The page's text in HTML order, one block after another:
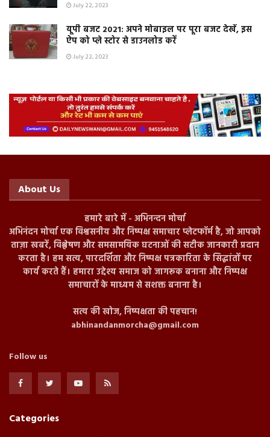
July 22, 2023
यूपी बजट 2021: अपने मोबाइल पर पूरा बजट देखें, इस
ऐप को प्ले स्टोर से डाउनलोड करें
July 22, 2023
About Us
हमारे बारे में - अभिनन्दन मोर्चा
अभिनंदन मोर्चा एक विश्वसनीय और निष्पक्ष समाचार प्लेटफॉर्म है, जो आपको
ताज़ा खबरें, विश्लेषण और समसामयिक घटनाओं की सटीक जानकारी प्रदान
करता है। हम सत्य, पारदर्शिता और निष्पक्ष पत्रकारिता के सिद्धांतों पर
कार्य करते हैं। हमारा उद्देश्य समाज को जागरूक बनाना और निष्पक्ष
समाचारों के माध्यम से सशक्त बनाना है।
सत्य की खोज, निष्पक्षता की पहचान!
abhinandanmorcha@gmail.com
Follow us
Categories